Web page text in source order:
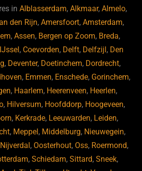
ky dI
n
inAlblasserdam,Alkmaar,Almelo,
den Rijn,Amersfoort,Amsterdam,
,Assen, Bergen op Zoom, Breda,
, Coevorden, Delft, Delfzijl , Den
, Deventer, Doetinchem, Dordrecht,
, Emmen, Enschede, Gorinchem,
, Haarlem, Heerenveen, Heerlen,
, Hilversum, Hoofddorp, Hoogeveen,
, Kerkrade, Leeuwarden, Leiden,
, Meppel , Middelburg, Nieuwegein,
Nijverdal , Oosterhout, Oss, Roermond,
, Schiedam, Sittard, Sneek,